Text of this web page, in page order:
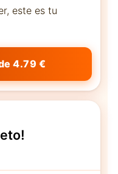
este es tu
4.79 €